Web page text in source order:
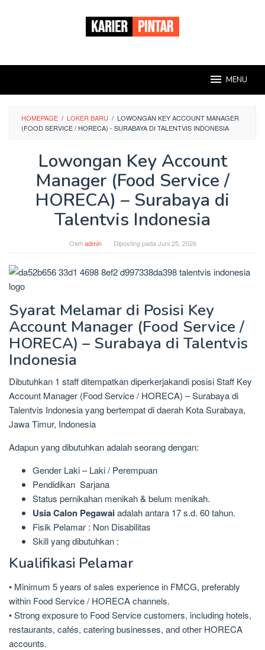
MENU
HOMEPAGE / LOKER BARU / LOWONGAN KEY ACCOUNT MANAGER
(FOOD SERVICE / HORECA) - SURABAYA DI TALENTVIS INDONESIA
Lowongan Key Account
Manager (Food Service /
HORECA) – Surabaya di
Talentvis Indonesia
Olehadmin Diposting pada Juni 25, 2026
Syarat Melamar di Posisi Key
Account Manager (Food Service /
HORECA) – Surabaya di Talentvis
Indonesia
Dibutuhkan 1 staff ditempatkan diperkerjakandi posisi Staff Key
Account Manager (Food Service / HORECA) – Surabaya di
Talentvis Indonesia yang bertempat di daerah Kota Surabaya,
Jawa Timur, Indonesia
Adapun yang dibutuhkan adalah seorang dengan:
Gender Laki – Laki / Perempuan
Pendidikan Sarjana
Status pernikahan menikah & belum menikah.
Usia Calon Pegawaiadalah antara 17 s.d. 60 tahun.
Fisik Pelamar : Non Disabilitas
Skill yang dibutuhkan :
Kualifikasi Pelamar
• Minimum 5 years of sales experience in FMCG, preferably
within Food Service / HORECA channels.
• Strong exposure to Food Service customers, including hotels,
restaurants, cafés, catering businesses, and other HORECA
accounts.